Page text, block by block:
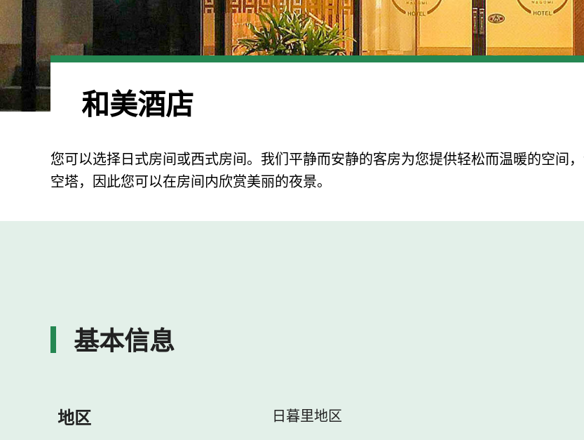
和美酒店
您可以选择日式房间或西式房间。我们平静而安静的客房为您提供轻松而温暖的空间
空塔，因此您可以在房间内欣赏美丽的夜景。
基本信息
地区 日暮里地区